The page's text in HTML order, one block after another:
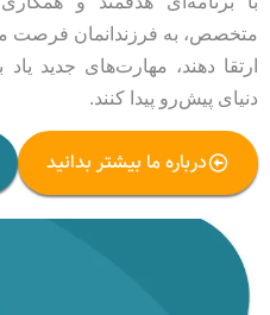
متخصص، به فرزندانمان فرصت
ارتقا دهند، مهارت‌های جدید
دنیای پیش‌رو پیدا کنند.
درباره ما بیشتر بدانید